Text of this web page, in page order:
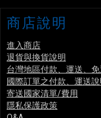
商店說明
進入商店
退貨與換貨說明
台灣地區付款、運送、免
國際訂單之付款、運送說
寄送國家清單/費用
隱私保護政策